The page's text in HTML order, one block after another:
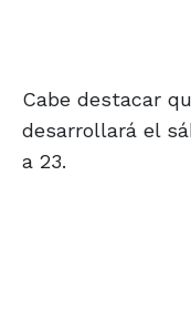
Cabe destacar
desarrollará el
a 23.